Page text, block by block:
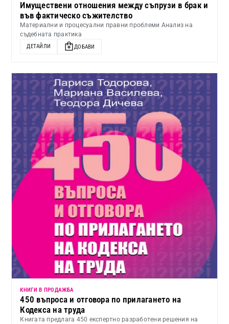
Имуществени отношения между съпрузи в брак и
във фактическо съжителство
Материални и процесуални правни проблеми Анализ на
съдебната практика
ДЕТАЙЛИ ДОБАВИ
КНИГИ В ПРОДАЖБА
450 въпроса и отговора по прилагането на
Кодекса на труда
Книгата предлага 450 експертно разработени решения на